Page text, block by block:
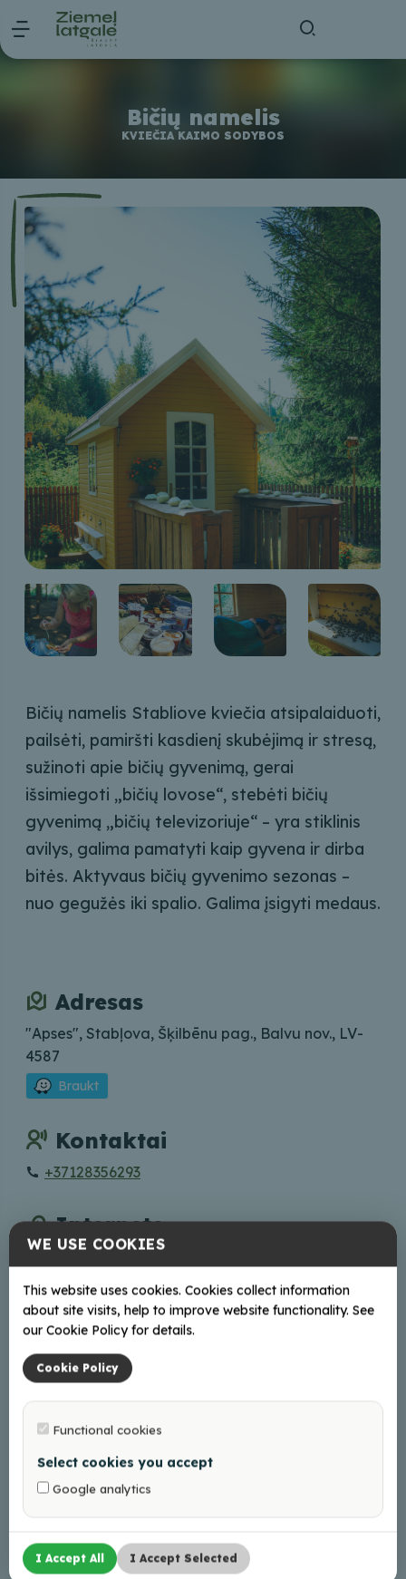
Bičių namelis
KVIEČIA KAIMO SODYBOS
Bičių namelis Stabliove kviečia atsipalaiduoti,
pailsėti, pamiršti kasdienį skubėjimą ir stresą,
sužinoti apie bičių gyvenimą, gerai
išsimiegoti „bičių lovose“, stebėti bičių
gyvenimą „bičių televizoriuje“ – yra stiklinis
avilys, galima pamatyti kaip gyvena ir dirba
bitės. Aktyvaus bičių gyvenimo sezonas –
nuo ​​gegužės iki spalio. Galima įsigyti medaus.
Adresas
"Apses", Stabļova, Šķilbēnu pag., Balvu nov., LV-
4587
Braukt
Kontaktai
+37128356293
Internete
+
−
WE USE COOKIES
This website uses cookies. Cookies collect information
about site visits, help to improve website functionality. See
our Cookie Policy for details.
Cookie Policy
Functional cookies
Select cookies you accept
Google analytics
I Accept All I Accept Selected